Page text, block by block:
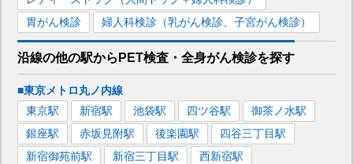
胃がん検診
婦人科検診（乳がん検診、子宮がん検診）
沿線の他の駅から PET検査・全身がん検診を探す
■東京メトロ丸ノ内線
東京駅 新宿駅 池袋駅 四ツ谷駅 御茶ノ水駅
銀座駅 赤坂見附駅 後楽園駅 四谷三丁目駅
新宿御苑前駅 新宿三丁目駅 西新宿駅